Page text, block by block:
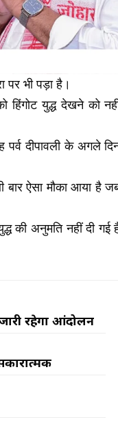
भी पड़ा है।
हिंगोट युद्ध देखने को
पर्व दीपावली के अगले
बार ऐसा मौका आया है
की अनुमति नहीं दी गई
रहेगा आंदोलन